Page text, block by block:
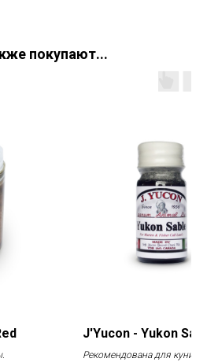
покупают...
J'Yucon - Yukon
Рекомендована для